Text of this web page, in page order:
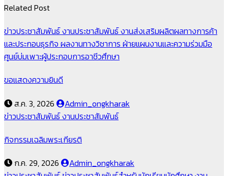
Related Post
ข่าวประชาสัมพันธ์งานประชาสัมพันธ์งานส่งเสริมผลิตผลทางการค้า
และประกอบธุรกิจ ผลงานทางวิชาการ ฝ่ายแผนงานและความร่วมมือ
ศูนย์บ่มเพาะผู้ประกอบการอาชีวศึกษา
ขอแสดงความยินดี
ส.ค. 3, 2026
Admin_ongkharak
ข่าวประชาสัมพันธ์งานประชาสัมพันธ์
กิจกรรมเฉลิมพระเกียรติ
ก.ค. 29, 2026
Admin_ongkharak